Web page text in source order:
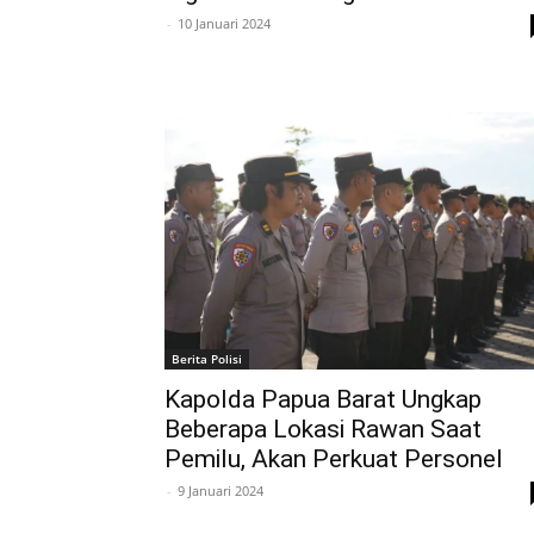
- 10 Januari 2024
Berita Polisi
Kapolda Papua Barat Ungkap
Beberapa Lokasi Rawan Saat
Pemilu, Akan Perkuat Personel
- 9 Januari 2024